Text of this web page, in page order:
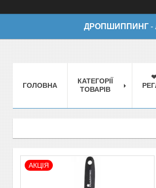
ДРОПШИППИНГ -
ГОЛОВНА
КАТЕГОРІЇ
ТОВАРІВ
АКЦІЯ